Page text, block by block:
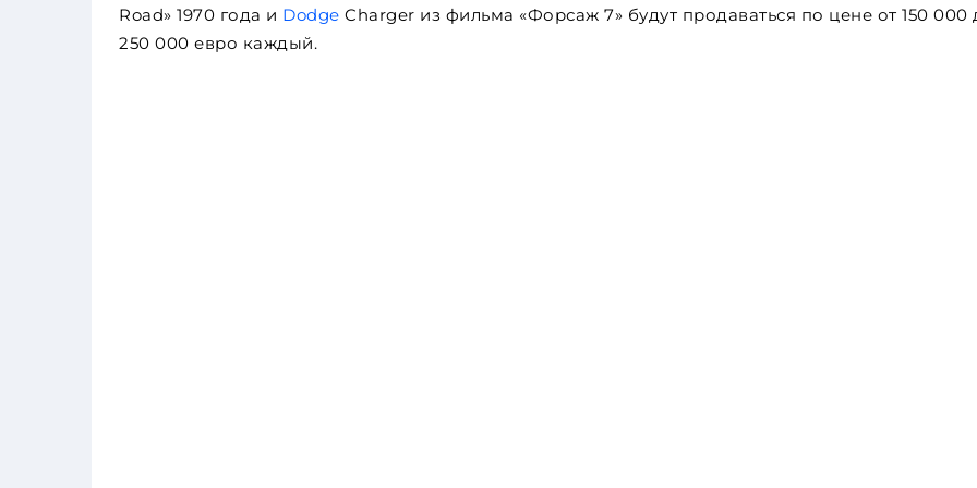
Road» 1970 года и Dodge Charger из фильма «Форсаж 7» будут продаваться по цене от 150 000
250 000 евро каждый.